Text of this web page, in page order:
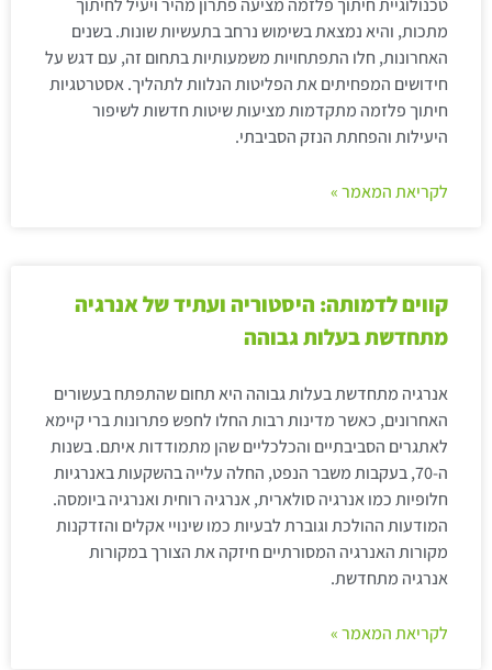
טכנולוגיית חיתוך פלזמה מציעה פתרון מהיר ויעיל לחיתוך
מתכות, והיא נמצאת בשימוש נרחב בתעשיות שונות. בשנים
האחרונות, חלו התפתחויות משמעותיות בתחום זה, עם דגש על
חידושים המפחיתים את הפליטות הנלוות לתהליך. אסטרטגיות
חיתוך פלזמה מתקדמות מציעות שיטות חדשות לשיפור
היעילות והפחתת הנזק הסביבתי.
לקריאת המאמר »
קווים לדמותה: היסטוריה ועתיד של אנרגיה
מתחדשת בעלות גבוהה
אנרגיה מתחדשת בעלות גבוהה היא תחום שהתפתח בעשורים
האחרונים, כאשר מדינות רבות החלו לחפש פתרונות ברי קיימא
לאתגרים הסביבתיים והכלכליים שהן מתמודדות איתם. בשנות
ה-70, בעקבות משבר הנפט, החלה עלייה בהשקעות באנרגיות
חלופיות כמו אנרגיה סולארית, אנרגיה רוחית ואנרגיה ביומסה.
המודעות ההולכת וגוברת לבעיות כמו שינויי אקלים והזדקנות
מקורות האנרגיה המסורתיים חיזקה את הצורך במקורות
אנרגיה מתחדשת.
לקריאת המאמר »